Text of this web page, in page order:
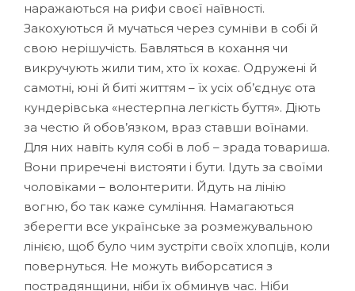
наражаються на рифи своєї наївності.
Закохуються й мучаться через сумніви в собі й
свою нерішучість. Бавляться в кохання чи
викручують жили тим, хто їх кохає. Одружені й
самотні, юні й биті життям – їх усіх об’єднує ота
кундерівська «нестерпна легкість буття». Діють
за честю й обов’язком, враз ставши воїнами.
Для них навіть куля собі в лоб – зрада товариша.
Вони приречені вистояти і бути. Ідуть за своїми
чоловіками – волонтерити. Йдуть на лінію
вогню, бо так каже сумління. Намагаються
зберегти все українське за розмежувальною
лінією, щоб було чим зустріти своїх хлопців, коли
повернуться. Не можуть виборсатися з
пострадянщини, ніби їх обминув час. Ніби